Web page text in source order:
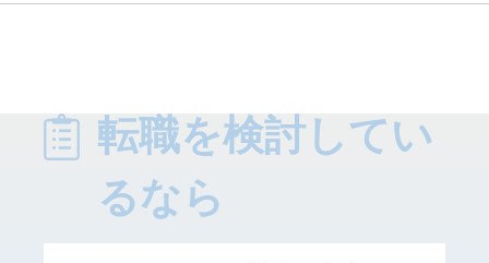
転職を検討してい
るなら